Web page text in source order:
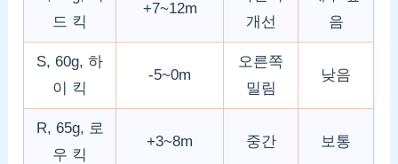
드 킥
+7~12m
개선
음
S, 60g, 하
이 킥
-5~0m
오른쪽
밀림
낮음
R, 65g, 로
우 킥
+3~8m 중간 보통